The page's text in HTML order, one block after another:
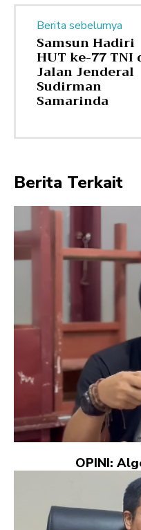
Berita sebelumya
Samsun Hadiri
HUT ke-77 TNI
Jalan Jenderal
Sudirman
Samarinda
Berita Terkait
OPINI: